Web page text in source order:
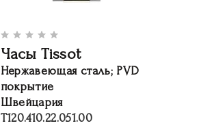
Часы Tissot
Нержавеющая сталь; PVD
покрытие
Швейцария
T120.410.22.051.00